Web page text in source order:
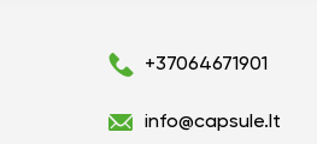
+37064671901
info@capsule.lt